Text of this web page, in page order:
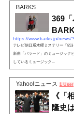
BARKS
369「
https://www.barks.jp/news/
テレビ朝日系木曜ミステリー「
新曲「バラード」のミュージック
しているミュージック...
Yahoo!ニュース 1 User
《「
隆史